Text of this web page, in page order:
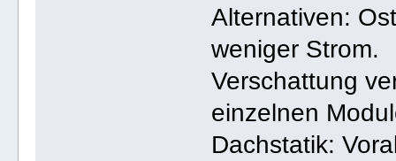
Alternativen:
weniger Strom.
Verschattung
einzelnen
Dachstatik: